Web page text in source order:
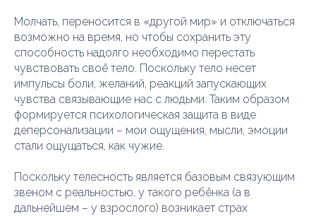
Молчать, переносится в «другой мир» и отключаться
возможно на время, но чтобы сохранить эту
способность надолго необходимо перестать
чувствовать своё тело. Поскольку тело несет
импульсы боли, желаний, реакций запускающих
чувства связывающие нас с людьми. Таким образом
формируется психологическая защита в виде
деперсонализации – мои ощущения, мысли, эмоции
стали ощущаться, как чужие.
Поскольку телесность является базовым связующим
звеном с реальностью, у такого ребёнка (а в
дальнейшем – у взрослого) возникает страх